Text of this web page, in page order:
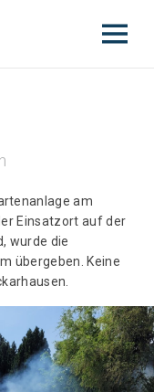
am
Einsatzort auf der
wurde die
übergeben. Keine